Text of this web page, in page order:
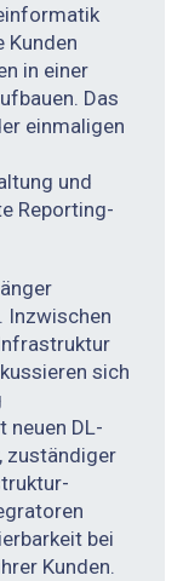
Kunden
in einer
Das
einmaligen
und
Reporting-
Inzwischen
sich
neuen DL-
zuständiger
bei
Kunden.